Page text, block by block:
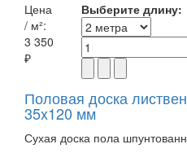
Цена
/ м²:
3 350
₽
Выберите длину:
Половая доска
35x120 мм
Сухая доска пола